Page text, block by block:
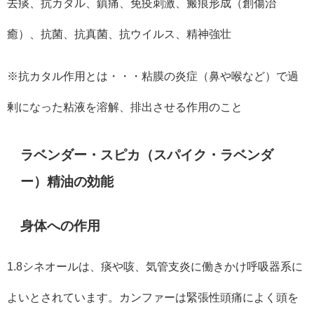
去痰、抗カタル、鎮痛、免疫刺激、瘢痕形成（創傷治
癒）、抗菌、抗真菌、抗ウイルス、精神強壮
※抗カタル作用とは・・・粘膜の炎症（鼻や喉など）で過
剰になった粘液を溶解、排出させる作用のこと
ラベンダー・スピカ（スパイク・ラベンダ
ー）精油の効能
身体への作用
1.8シネオールは、痰や咳、気管支炎に働きかけ呼吸器系に
よいとされています。カンファーは緊張性頭痛によく頭を